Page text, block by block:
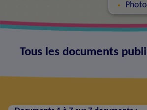
Tous les documents